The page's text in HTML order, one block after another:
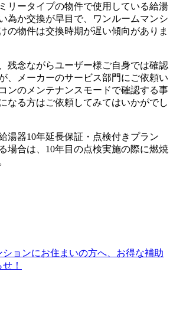
リータイプの物件で使用している給湯
為か交換が早目で、ワンルームマンシ
の物件は交換時期が遅い傾向がありま
残念ながらユーザー様ご自身では確認
、メーカーのサービス部門にご依頼い
ンのメンテナンスモードで確認する事
なる方はご依頼してみてはいかがでし
湯器10年延長保証・点検付きプラン
場合は、10年目の点検実施の際に燃焼
ョンにお住まいの方へ、お得な補助
！